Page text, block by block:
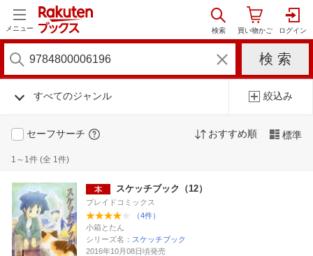
メニュー
すべてのジャンル 絞込み
セーフサーチ おすすめ順 標準
1～1件 (全 1件)
スケッチブック（12）
ブレイドコミックス
（4件）
小箱とたん
シリーズ名： スケッチブック
2016年10月08日頃発売